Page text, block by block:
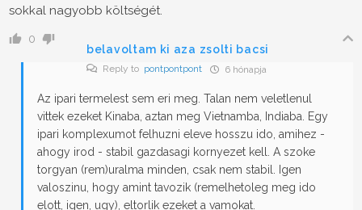
sokkal nagyobb költségét.
0
belavoltam ki aza zsolti bacsi
Reply to pontpontpont 6 hónapja
Az ipari termelest sem eri meg. Talan nem veletlenul
vittek ezeket Kinaba, aztan meg Vietnamba, Indiaba. Egy
ipari komplexumot felhuzni eleve hosszu ido, amihez -
ahogy irod - stabil gazdasagi kornyezet kell. A szoke
torgyan (rem)uralma minden, csak nem stabil. Igen
valoszinu, hogy amint tavozik (remelhetoleg meg ido
elott, igen, ugy), eltorlik ezeket a vamokat.